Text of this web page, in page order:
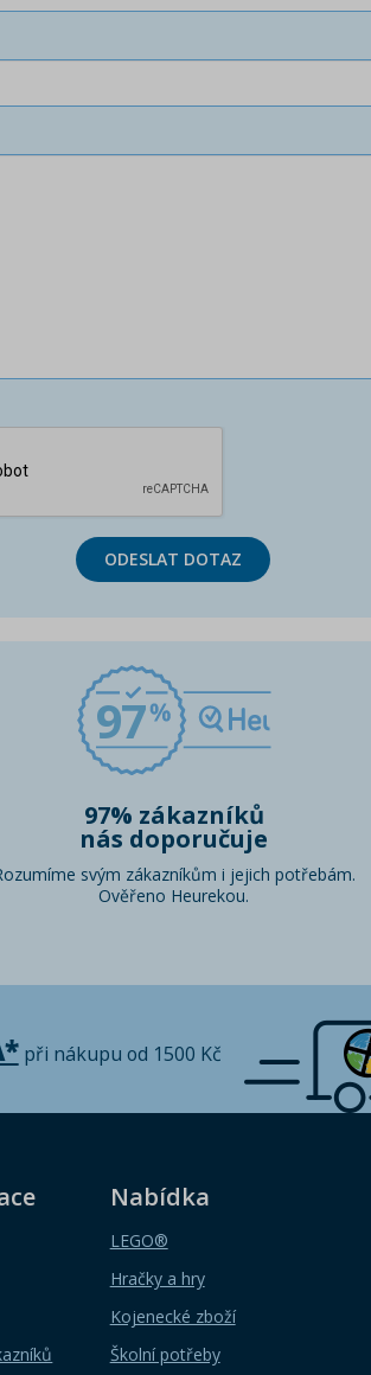
ODESLAT DOTAZ
97
97% zákazníků
nás doporučuje
svým zákazníkům i jejich potřebám.
Ověřeno Heurekou.
při nákupu od 1500 Kč
Nabídka
LEGO®
Hračky a hry
Kojenecké zboží
Školní potřeby